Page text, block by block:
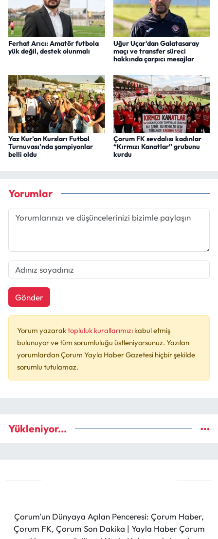
Ferhat Arıcı: Amatör futbola
yük değil, destek olunmalı
Uğur Uçar'dan Galatasaray
maçı ve transfer süreci
hakkında çarpıcı mesajlar
Yaz Kur’an Kursları Futbol
Turnuvası’nda şampiyonlar
belli oldu
Çorum FK sevdalısı kadınlar
“Kırmızı Kanatlar” grubunu
kurdu
Yorumlar
Gönder
Yorum yazaraktopluluk kurallarımızı kabul etmiş
bulunuyor ve tüm sorumluluğu üstleniyorsunuz. Yazılan
yorumlardan Çorum Yayla Haber Gazetesi hiçbir şekilde
sorumlu tutulamaz.
Yükleniyor...
Çorum'un Dünyaya Açılan Penceresi: Çorum Haber,
Çorum FK, Çorum Son Dakika | Yayla Haber Çorum